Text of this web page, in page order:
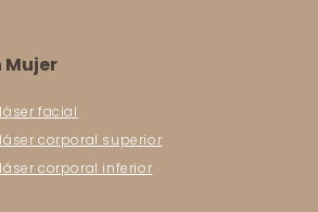
Mujer
facial
corporal superior
corporal inferior